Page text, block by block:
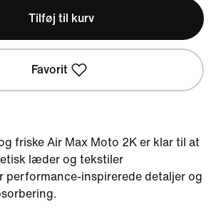
Tilføj til kurv
Favorit
friske Air Max Moto 2K er klar til at
læder og tekstiler
performance-inspirerede detaljer og